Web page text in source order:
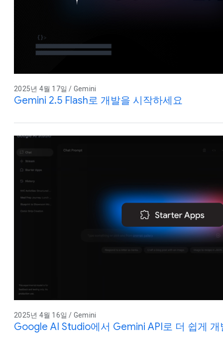
2025년 4월 17일 / Gemini
Gemini 2.5 Flash로 개발을 시작하세요
2025년 4월 16일 / Gemini
Google AI Studio에서 Gemini API로 더 쉽게 개